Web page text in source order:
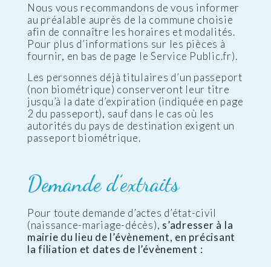
Nous vous recommandons de vous informer
au préalable auprès de la commune choisie
afin de connaître les horaires et modalités.
Pour plus d’informations sur les pièces à
fournir, en bas de page le Service Public.fr).
Les personnes déjà titulaires d’un passeport
(non biométrique) conserveront leur titre
jusqu’à la date d’expiration (indiquée en page
2 du passeport), sauf dans le cas où les
autorités du pays de destination exigent un
passeport biométrique.
Demande d’extraits
Pour toute demande d’actes d’état-civil
(naissance-mariage-décès), s’adresser à la
mairie du lieu de l’évènement, en précisant
la filiation et dates de l’évènement :